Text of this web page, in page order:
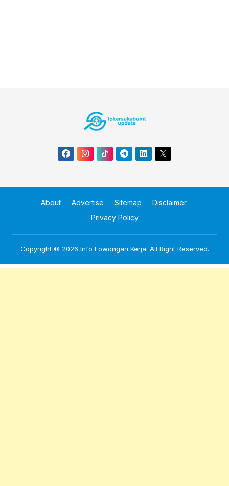
About Advertise Sitemap
Disclaimer
Privacy Policy
Copyright © 2026 Info Lowongan Kerja. All Right Reserved.